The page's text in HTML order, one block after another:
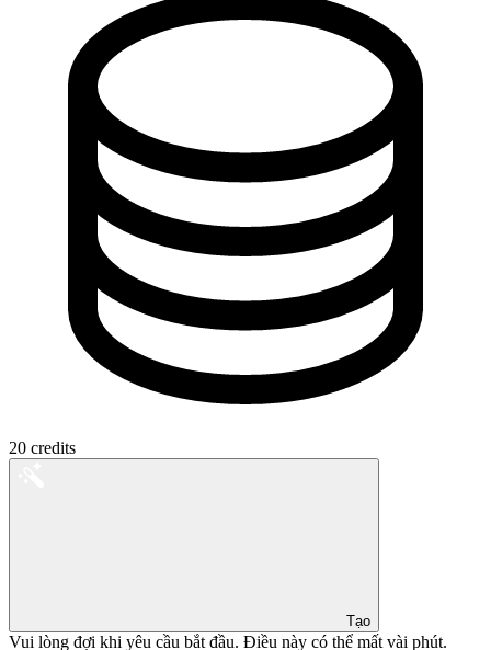
20 credits
Tạo
Vui lòng đợi khi yêu cầu bắt đầu. Điều này có thể mất vài phút.